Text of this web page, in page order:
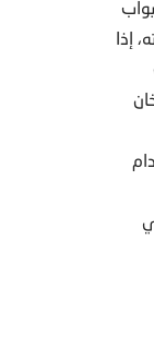
إذا
حصول أي